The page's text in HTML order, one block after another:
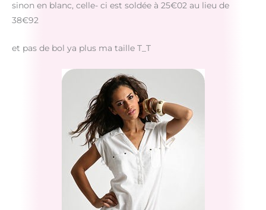
sinon en blanc, celle- ci est soldée à 25€02 au lieu de
38€92
et pas de bol ya plus ma taille T_T